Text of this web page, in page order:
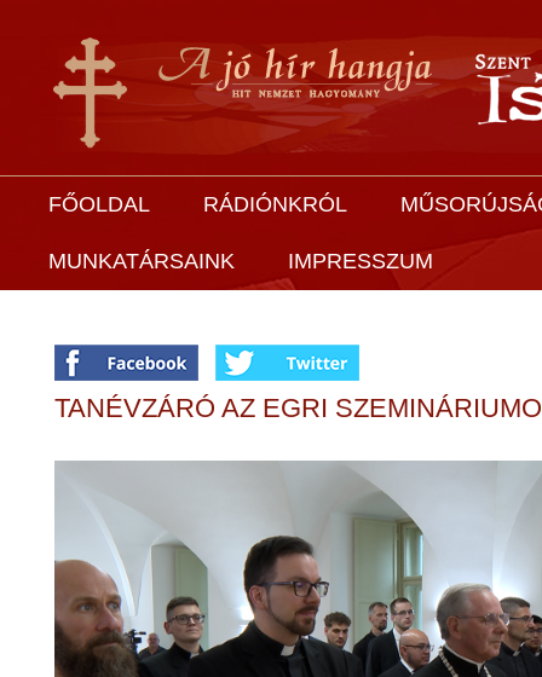
FŐOLDAL RÁDIÓNKRÓL
MUNKATÁRSAINK IMPRESSZUM
TANÉVZÁRÓ AZ EGRI